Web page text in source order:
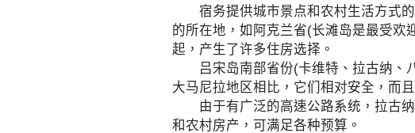
宿务提供城市景点和农村生活方式的
的所在地，如阿克兰省(长滩岛是最受欢
起，产生了许多住房选择。
吕宋岛南部省份(卡维特、拉古纳、八
大马尼拉地区相比，它们相对安全，而
由于有广泛的高速公路系统，拉古纳
和农村房产，可满足各种预算。